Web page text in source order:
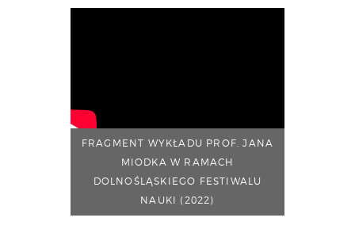
FRAGMENT WYKŁADU PROF. JANA
MIODKA W RAMACH
DOLNOŚLĄSKIEGO FESTIWALU
NAUKI (2022)